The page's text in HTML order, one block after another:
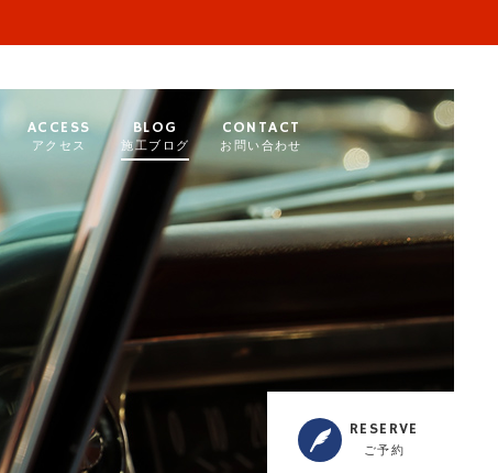
ACCESS
アクセス
BLOG
施工ブログ
CONTACT
お問い合わせ
RESERVE
ご予約